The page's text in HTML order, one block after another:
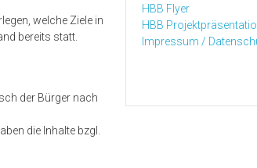
welche Ziele in
bereits statt.
der Bürger nach
die Inhalte bzgl.
HBB Flyer
HBB
Impressum /